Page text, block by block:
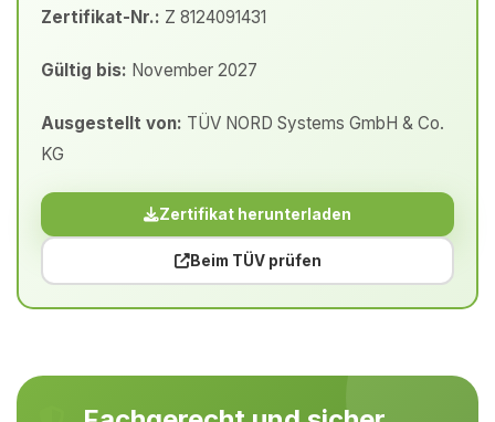
Zertifikat-Nr.: Z 8124091431
Gültig bis: November 2027
Ausgestellt von: TÜV NORD Systems GmbH & Co.
KG
Zertifikat herunterladen
Beim TÜV prüfen